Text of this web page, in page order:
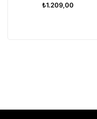
₺1.209,00